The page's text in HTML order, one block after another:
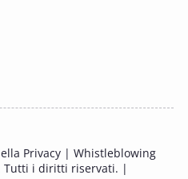
2025
Privacy | Whistleblowing
Tutti i diritti riservati. |